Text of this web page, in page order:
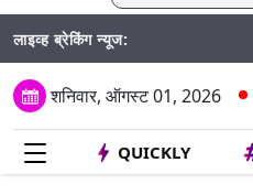
लाइव्ह ब्रेकिंग न्यूज:
शनिवार, ऑगस्ट 01, 2026
QUICKLY